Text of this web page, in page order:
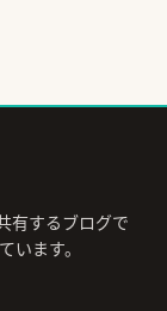
有するブログで
います。